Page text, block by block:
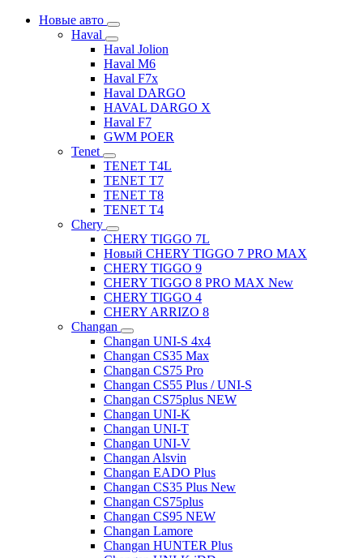
Новые авто
Haval
Haval Jolion
Haval M6
Haval F7x
Haval DARGO
HAVAL DARGO Х
Haval F7
GWM POER
Tenet
TENET T4L
TENET T7
TENET T8
TENET T4
Chery
CHERY TIGGO 7L
Новый CHERY TIGGO 7 PRO MAX
CHERY TIGGO 9
CHERY TIGGO 8 PRO MAX New
CHERY TIGGO 4
CHERY ARRIZO 8
Changan
Changan UNI-S 4x4
Changan CS35 Max
Changan CS75 Pro
Changan CS55 Plus / UNI-S
Changan CS75plus NEW
Changan UNI-K
Changan UNI-T
Changan UNI-V
Changan Alsvin
Changan EADO Plus
Changan CS35 Plus New
Changan CS75plus
Changan CS95 NEW
Changan Lamore
Changan HUNTER Plus